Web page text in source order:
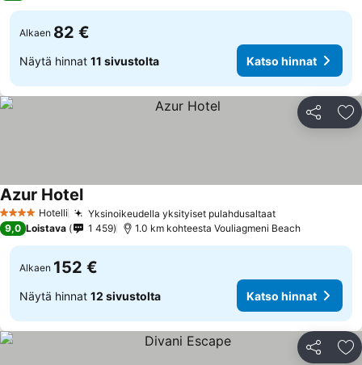
Alkaen 82 €
Näytä hinnat 11 sivustolta Katso hinnat
Jaa
4 Tähtiluokitus
Hotelli Yksinoikeudella yksityiset pulahdusaltaat
Azur Hotel
9,0 Loistava 1 459 1.0 km kohteesta Vouliagmeni Beach
Alkaen 152 €
Näytä hinnat 12 sivustolta Katso hinnat
Jaa